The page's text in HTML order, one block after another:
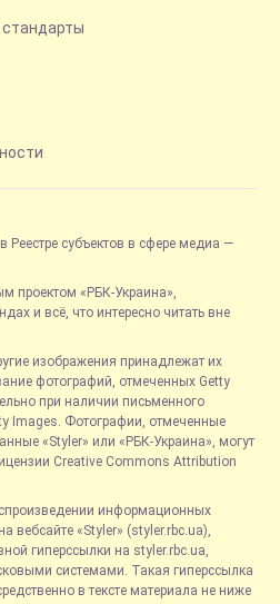
Реестре субъектов в сфере медиа —
проектом «РБК-Украина»,
и всё, что интересно читать вне
изображения принадлежат их
фотографий, отмеченных Getty
при наличии письменного
Images. Фотографии, отмеченные
«Styler» или «РБК-Украина», могут
Creative Commons Attribution
информационных
вебсайте «Styler» (styler.rbc.ua),
гиперссылки на styler.rbc.ua,
системами. Такая гиперссылка
в тексте материала не ниже